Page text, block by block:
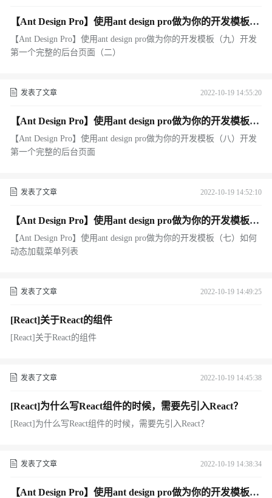
【Ant Design Pro】使用ant design pro做为你的开发模板
（九）开发第一个完整的后台页面（二）
【Ant Design Pro】使用ant design pro做为你的开发模板（九）开发
第一个完整的后台页面（二）
发表了文章 2022-10-19 14:55:20
【Ant Design Pro】使用ant design pro做为你的开发模板
（八）开发第一个完整的后台页面
【Ant Design Pro】使用ant design pro做为你的开发模板（八）开发
第一个完整的后台页面
发表了文章 2022-10-19 14:52:10
【Ant Design Pro】使用ant design pro做为你的开发模板
（七）如何动态加载菜单列表
【Ant Design Pro】使用ant design pro做为你的开发模板（七）如何
动态加载菜单列表
发表了文章 2022-10-19 14:49:25
[React]关于React的组件
[React]关于React的组件
发表了文章 2022-10-19 14:45:38
[React]为什么写React组件的时候，需要先引入React？
[React]为什么写React组件的时候，需要先引入React？
发表了文章 2022-10-19 14:38:34
【Ant Design Pro】使用ant design pro做为你的开发模板